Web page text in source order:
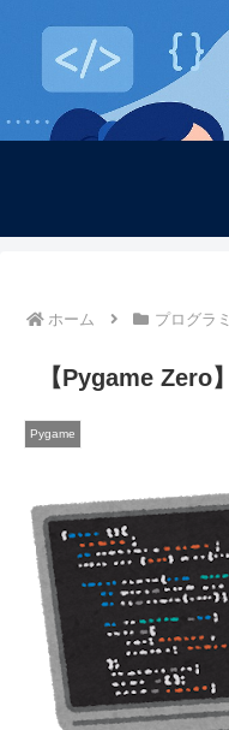
ホーム プログラ
【Pygame Zero
Pygame